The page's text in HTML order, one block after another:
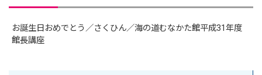
お誕生日おめでとう／さくひん／海の道むなかた館平成31年度
館長講座